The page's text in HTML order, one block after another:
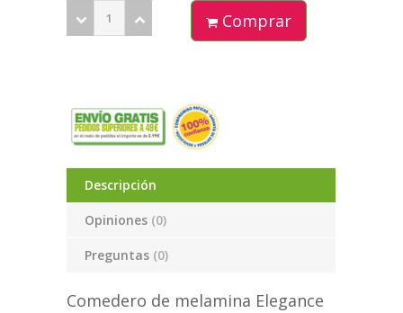
Comprar
Descripción
Opiniones (0)
Preguntas (0)
Comedero de melamina Elegance